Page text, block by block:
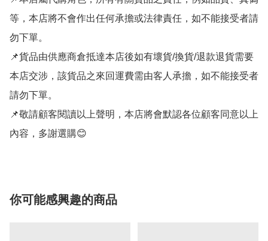
等，本店將不會作出任何承擔或法律責任，如不能接受者請
勿下單。
📌貨品由供應商倉抵達本店後如有壞貨/換貨/退款退貨需要
本店交涉，該貨品之來回運費需由客人承擔，如不能接受者
請勿下單。
📌敬請顧客閱讀以上聲明，本店將會默認各位顧客同意以上
你可能感興趣的商品